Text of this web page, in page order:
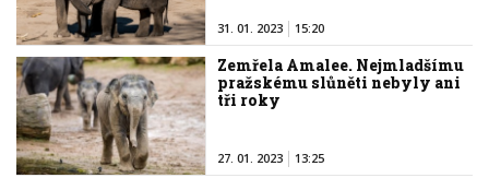
31. 01. 2023 15:20
Zemřela Amalee. Nejmladšímu
pražskému slůněti nebyly ani
tři roky
27. 01. 2023 13:25